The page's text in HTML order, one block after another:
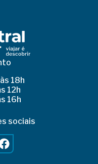
18h
12h
16h
sociais